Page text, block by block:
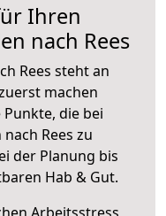
Ihren
nach Rees
Rees steht an
machen
die bei
Rees zu
der Planung bis
Hab & Gut.